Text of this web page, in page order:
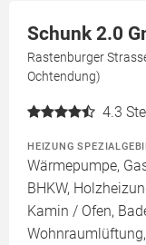
Schunk 2.0
Rastenburger
Ochtendung)
4.3
HEIZUNG
Wärmepumpe,
BHKW,
Kamin / Ofen,